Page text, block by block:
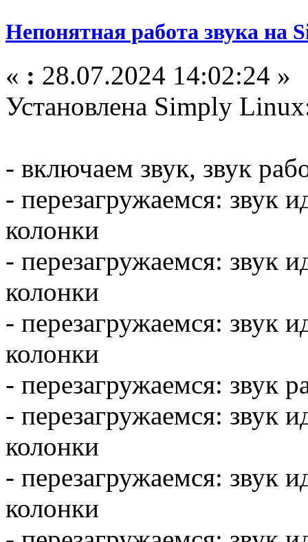
Непонятная работа звука на
« : 28.07.2024 14:02:24 »
Установлена Simply
- включаем звук, звук
- перезагружаемся: звук
колонки
- перезагружаемся: звук
колонки
- перезагружаемся: звук
колонки
- перезагружаемся: звук
- перезагружаемся: звук
колонки
- перезагружаемся: звук
колонки